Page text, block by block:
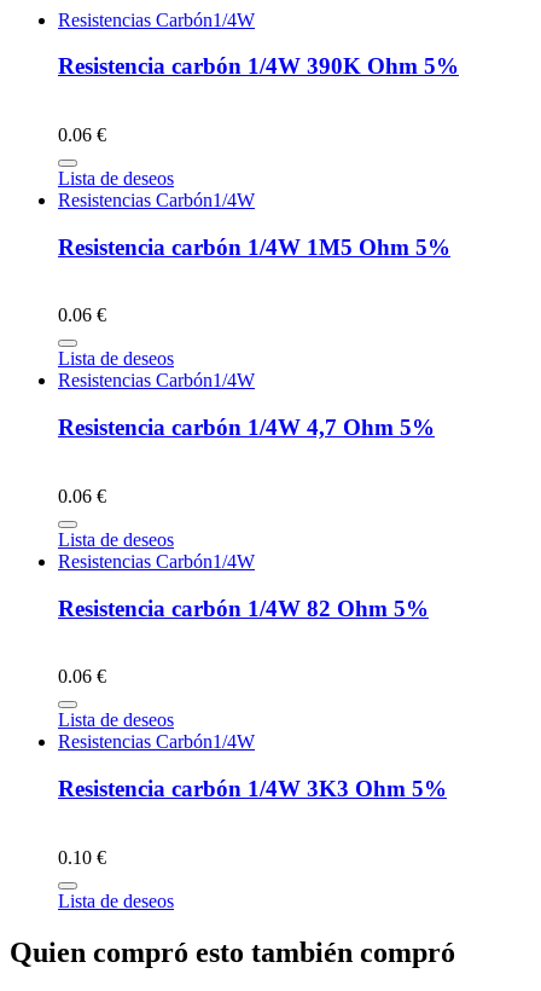
Resistencias Carbón1/4W
Resistencia carbón 1/4W 390K Ohm 5%
0.06 €
Lista de deseos
Resistencias Carbón1/4W
Resistencia carbón 1/4W 1M5 Ohm 5%
0.06 €
Lista de deseos
Resistencias Carbón1/4W
Resistencia carbón 1/4W 4,7 Ohm 5%
0.06 €
Lista de deseos
Resistencias Carbón1/4W
Resistencia carbón 1/4W 82 Ohm 5%
0.06 €
Lista de deseos
Resistencias Carbón1/4W
Resistencia carbón 1/4W 3K3 Ohm 5%
0.10 €
Lista de deseos
Quien compró esto también compró